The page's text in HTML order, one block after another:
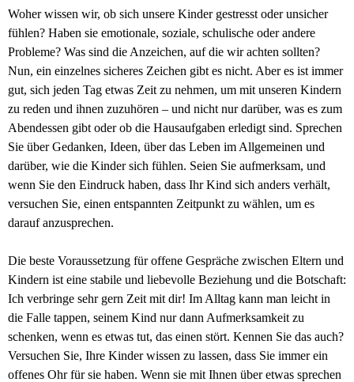
Woher wissen wir, ob sich unsere Kinder gestresst oder unsicher
fühlen? Haben sie emotionale, soziale, schulische oder andere
Probleme? Was sind die Anzeichen, auf die wir achten sollten?
Nun, ein einzelnes sicheres Zeichen gibt es nicht. Aber es ist immer
gut, sich jeden Tag etwas Zeit zu nehmen, um mit unseren Kindern
zu reden und ihnen zuzuhören – und nicht nur darüber, was es zum
Abendessen gibt oder ob die Hausaufgaben erledigt sind. Sprechen
Sie über Gedanken, Ideen, über das Leben im Allgemeinen und
darüber, wie die Kinder sich fühlen. Seien Sie aufmerksam, und
wenn Sie den Eindruck haben, dass Ihr Kind sich anders verhält,
versuchen Sie, einen entspannten Zeitpunkt zu wählen, um es
darauf anzusprechen.
Die beste Voraussetzung für offene Gespräche zwischen Eltern und
Kindern ist eine stabile und liebevolle Beziehung und die Botschaft:
Ich verbringe sehr gern Zeit mit dir! Im Alltag kann man leicht in
die Falle tappen, seinem Kind nur dann Aufmerksamkeit zu
schenken, wenn es etwas tut, das einen stört. Kennen Sie das auch?
Versuchen Sie, Ihre Kinder wissen zu lassen, dass Sie immer ein
offenes Ohr für sie haben. Wenn sie mit Ihnen über etwas sprechen